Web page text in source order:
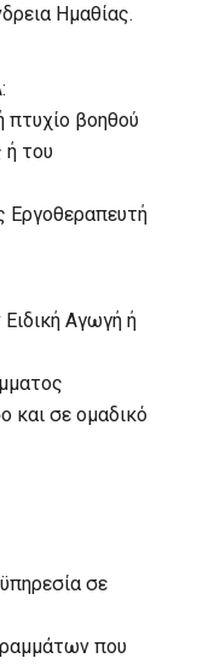
Ημαθίας.
βοηθού
ή του
Εργοθεραπευτή
Αγωγή ή
και σε ομαδικό
σε
που